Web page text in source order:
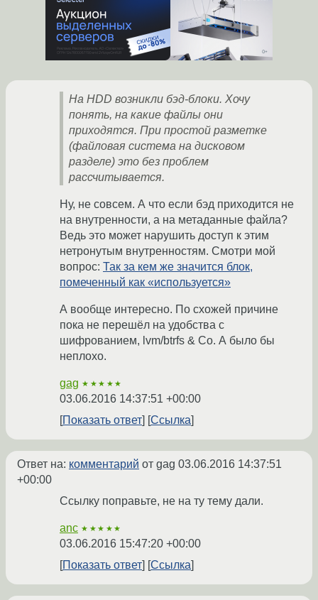
На HDD возникли бэд-блоки. Хочу
понять, на какие файлы они
приходятся. При простой разметке
(файловая система на дисковом
разделе) это без проблем
рассчитывается.
Ну, не совсем. А что если бэд приходится не
на внутренности, а на метаданные файла?
Ведь это может нарушить доступ к этим
нетронутым внутренностям. Смотри мой
вопрос: Так за кем же значится блок,
помеченный как «используется»
А вообще интересно. По схожей причине
пока не перешёл на удобства с
шифрованием, lvm/btrfs & Co. А было бы
неплохо.
gag ★★★★★
03.06.2016 14:37:51 +00:00
Показать ответ
Ссылка
Ответ на: комментарий от gag 03.06.2016 14:37:51
+00:00
Ссылку поправьте, не на ту тему дали.
anc ★★★★★
03.06.2016 15:47:20 +00:00
Показать ответ
Ссылка